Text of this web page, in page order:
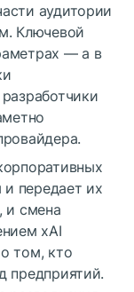
аудитории
Ключевой
— а в
передает их
и смена
xAI
том, кто
предприятий.